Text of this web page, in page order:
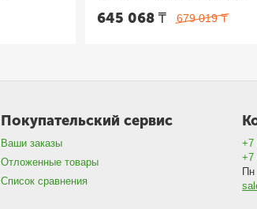
679 019 ₸
645 068₸
Покупательский сервис
Ваши заказы
Отложенные товары
Список сравнения
+7
+7
Пн